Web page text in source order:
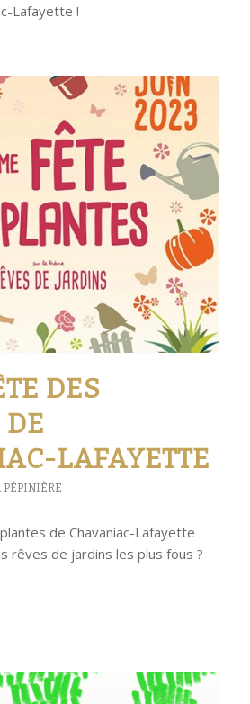
Lafayette !
DES
LAFAYETTE
PÉPINIÈRE
de Chavaniac-Lafayette
rêves de jardins les plus fous ?